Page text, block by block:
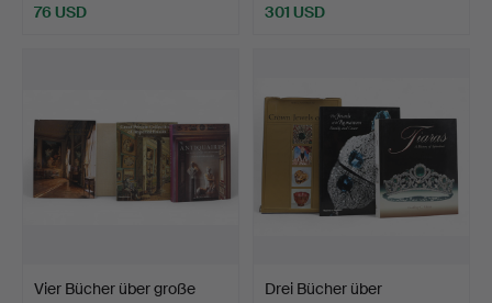
76 USD 301 USD
Vier Bücher über große
Drei Bücher über